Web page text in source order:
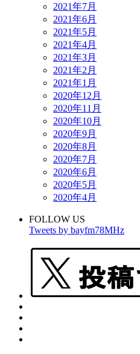
2021年7月
2021年6月
2021年5月
2021年4月
2021年3月
2021年2月
2021年1月
2020年12月
2020年11月
2020年10月
2020年9月
2020年8月
2020年7月
2020年6月
2020年5月
2020年4月
FOLLOW US
Tweets by bayfm78MHz